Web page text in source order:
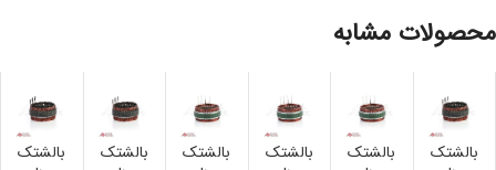
محصولات مشابه
بالشتک
بالشتک
بالشتک
بالشتک
بالشتک
بالشتک